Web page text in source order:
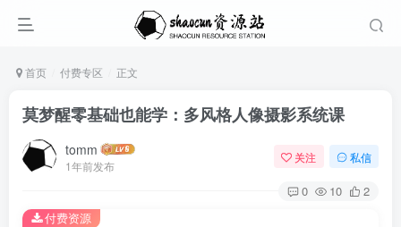
首页 付费专区 正文
莫梦醒零基础也能学：多风格人像摄影系统课
tomm
1年前发布
关注 私信
0 10 2
付费资源